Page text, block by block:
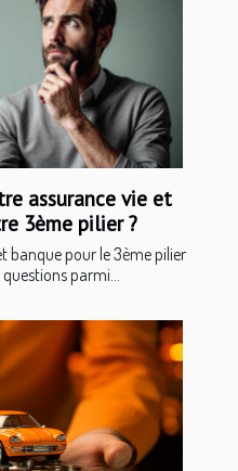
assurance vie et
3ème pilier ?
banque pour le 3ème pilier
parmi...